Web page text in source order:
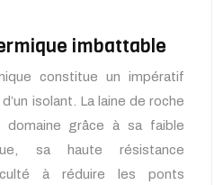
imbattable
constitue un impératif
isolant. La laine de roche
grâce à sa faible
sa haute résistance
à réduire les ponts